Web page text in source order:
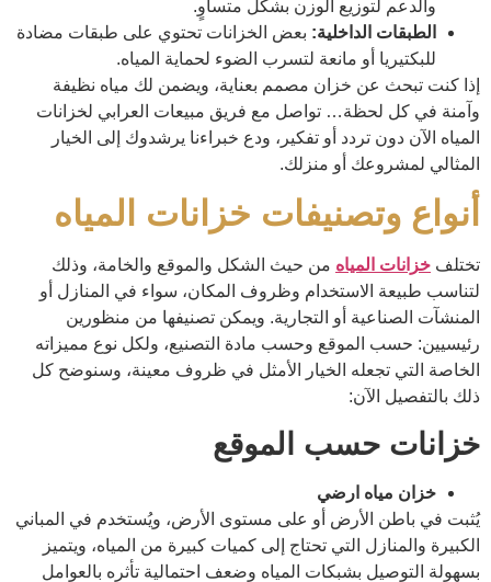
والدعم لتوزيع الوزن بشكل متساوٍ.
الطبقات الداخلية: بعض الخزانات تحتوي على طبقات مضادة
للبكتيريا أو مانعة لتسرب الضوء لحماية المياه.
إذا كنت تبحث عن خزان مصمم بعناية، ويضمن لك مياه نظيفة
وآمنة في كل لحظة… تواصل مع فريق مبيعات العرابي لخزانات
المياه الآن دون تردد أو تفكير، ودع خبراءنا يرشدوك إلى الخيار
المثالي لمشروعك أو منزلك.
أنواع وتصنيفات خزانات المياه
تختلف خزانات المياه من حيث الشكل والموقع والخامة، وذلك
لتناسب طبيعة الاستخدام وظروف المكان، سواء في المنازل أو
المنشآت الصناعية أو التجارية. ويمكن تصنيفها من منظورين
رئيسيين: حسب الموقع وحسب مادة التصنيع، ولكل نوع مميزاته
الخاصة التي تجعله الخيار الأمثل في ظروف معينة، وسنوضح كل
ذلك بالتفصيل الآن:
خزانات حسب الموقع
خزان مياه ارضي
يُثبت في باطن الأرض أو على مستوى الأرض، ويُستخدم في المباني
الكبيرة والمنازل التي تحتاج إلى كميات كبيرة من المياه، ويتميز
بسهولة التوصيل بشبكات المياه وضعف احتمالية تأثره بالعوامل